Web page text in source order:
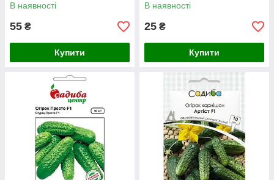
В наявності
55 ₴
Купити
В наявності
25 ₴
Купити